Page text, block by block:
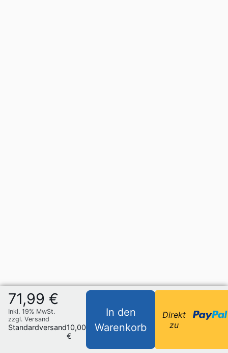
71,99 €
Inkl. 19% MwSt.
zzgl. Versand
Standardversand10,00
€
In den
Warenkorb
Direkt
zu